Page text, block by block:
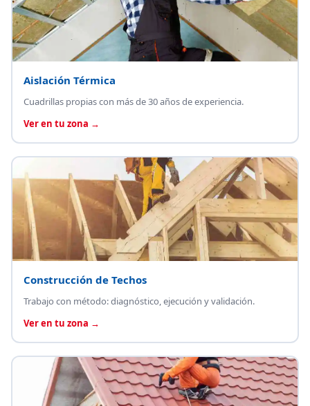
Aislación Térmica
Cuadrillas propias con más de 30 años de experiencia.
Ver en tu zona →
Construcción de Techos
Trabajo con método: diagnóstico, ejecución y validación.
Ver en tu zona →